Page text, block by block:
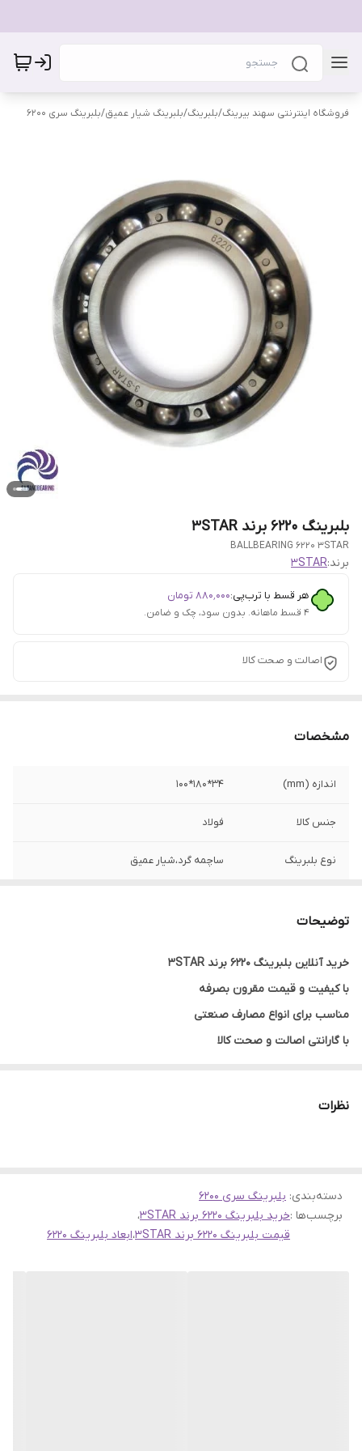
فروشگاه اینترنتی سهند بیرینگ/بلبرینگ/بلبرینگ شیار عمیق/بلبرینگ سری 6200
بلبرینگ 6220 برند 3STAR
BALLBEARING 6220 3STAR
برند:3STAR
هر قسط با ترب‌پی:۸۸۰٬۰۰۰ تومان
۴ قسط ماهانه. بدون سود، چک و ضامن.
اصالت و صحت کالا
مشخصات
اندازه (mm) 34*180*100
جنس کالا فولاد
نوع بلبرینگ ساچمه گرد،شیار عمیق
توضیحات
خرید آنلاین بلبرینگ 6220 برند 3STAR
با کیفیت و قیمت مقرون بصرفه
مناسب برای انواع مصارف صنعتی
با گارانتی اصالت و صحت کالا
بلبرینگ 6220 برند 3STAR ساخت چین
بلبرینگ 6220 یکی از محصولات با کیفیت برند 3STAR است که در کشور
نظرات
دسته‌بندی: بلبرینگ سری 6200
برچسب‌ها :خرید بلبرینگ 6220 برند 3STAR
،
قیمت بلبرینگ 6220 برند 3STAR
،ابعاد بلبرینگ 6220